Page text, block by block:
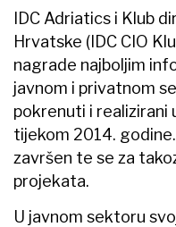
IDC Adriatics i Klub
Hrvatske (IDC CIO
nagrade najboljim
javnom i privatnom
pokrenuti i
tijekom 2014.
završen te se za
projekata.
U javnom sektoru